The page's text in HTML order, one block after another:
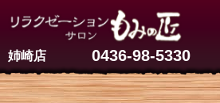
姉崎店 0436-98-5330